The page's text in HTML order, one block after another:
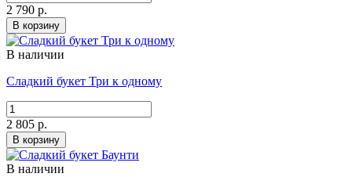
2 790 р.
В корзину
В наличии
Сладкий букет Три к одному
2 805 р.
В корзину
В наличии